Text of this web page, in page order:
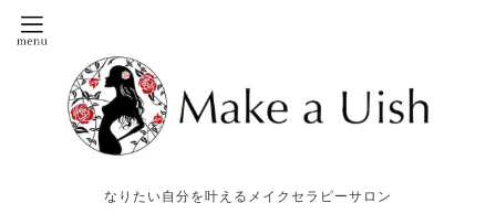
なりたい自分を叶えるメイクセラピーサロン